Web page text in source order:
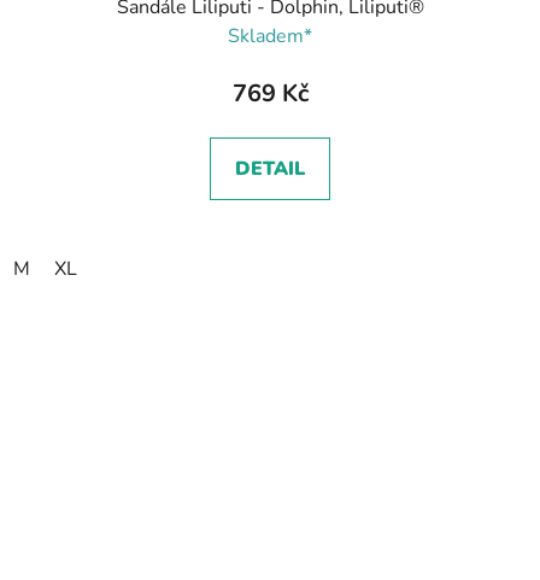
Sandále Liliputi - Dolphin, Liliputi®
Skladem*
769 Kč
DETAIL
M XL